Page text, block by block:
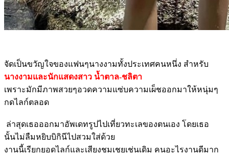
จัดเป็นขวัญใจของแฟนๆนางงามทั้งประเทศคนหนึ่ง สำหรับ
นางงามและนักแสดงสาว น้ำตาล-ชลิตา
เพราะมักมีภาพสวยๆอวดความแซ่บความเผ็ชออกมาให้หนุ่มๆ
กดไลก์ตลอด
ล่าสุดเธอออกมาอัพเดทรูปไปเที่ยวทะเลของตนเอง โดยเธอ
นั้นไม่ลืมหยิบบิกินีไปสวมใส่ด้วย
งานนี้เรียกยอดไลก์และเสียงชมเชยเช่นเดิม คนอะไรงานดีมาก